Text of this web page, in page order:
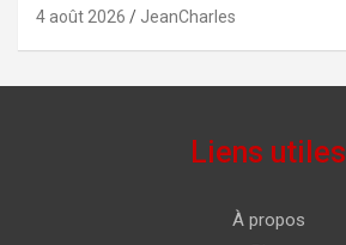
4 août 2026 JeanCharles
Liens utiles
À propos